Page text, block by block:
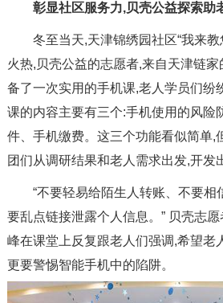
彰显社区服务力,贝壳公益探索助
冬至当天,天津锦绣园社区“我来教
火热,贝壳公益的志愿者,来自天津链
备了一次实用的手机课,老人学员们纷
课的内容主要有三个:手机使用的风险
件、手机缴费。这三个功能看似简单,
团们从调研结果和老人需求出发,开发
“不要轻易给陌生人转账、不要相
要乱点链接泄露个人信息。” 贝壳志
峰在课堂上反复跟老人们强调,希望老
更要警惕智能手机中的陷阱。